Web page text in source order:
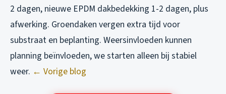
2 dagen, nieuwe EPDM dakbedekking 1-2 dagen, plus
afwerking. Groendaken vergen extra tijd voor
substraat en beplanting. Weersinvloeden kunnen
planning beïnvloeden, we starten alleen bij stabiel
weer. ← Vorige blog